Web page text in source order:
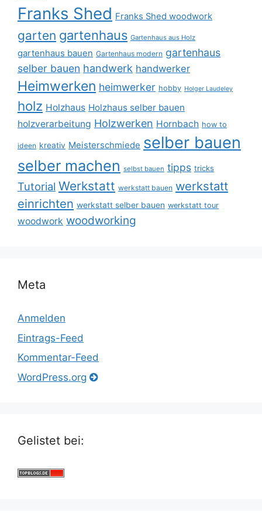
Franks Shed Franks Shed woodwork
garten gartenhaus Gartenhaus aus Holz
gartenhaus bauen Gartenhaus modern gartenhaus
selber bauen handwerk handwerker
Heimwerken heimwerker hobby Holger Laudeley
holz Holzhaus Holzhaus selber bauen
holzverarbeitung Holzwerken Hornbach how to
ideen kreativ Meisterschmiede selber bauen
selber machen selbst bauen tipps tricks
Tutorial Werkstatt werkstatt bauen werkstatt
einrichten werkstatt selber bauen werkstatt tour
woodwork woodworking
Meta
Anmelden
Eintrags-Feed
Kommentar-Feed
WordPress.org
Gelistet bei: